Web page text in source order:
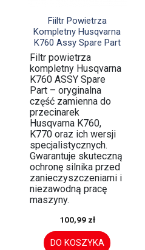
Szybki podgląd
Fiiltr Powietrza
Kompletny Husqvarna
K760 Assy Spare Part
Filtr powietrza
kompletny Husqvarna
K760 ASSY Spare
Part – oryginalna
część zamienna do
przecinarek
Husqvarna K760,
K770 oraz ich wersji
specjalistycznych.
Gwarantuje skuteczną
ochronę silnika przed
zanieczyszczeniami i
niezawodną pracę
maszyny.
100,99 zł
DO KOSZYKA